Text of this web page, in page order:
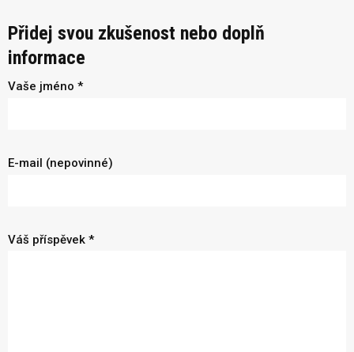
Přidej svou zkušenost nebo doplň
informace
Vaše jméno *
E-mail (nepovinné)
Váš příspěvek *